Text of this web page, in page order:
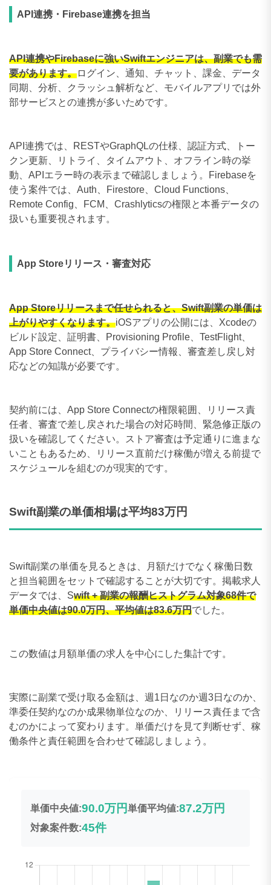
API連携・Firebase連携を担当
API連携やFirebaseに強いSwiftエンジニアは、副業でも需
要があります。ログイン、通知、チャット、課金、データ
同期、分析、クラッシュ解析など、モバイルアプリでは外
部サービスとの連携が多いためです。
API連携では、RESTやGraphQLの仕様、認証方式、トー
クン更新、リトライ、タイムアウト、オフライン時の挙
動、APIエラー時の表示まで確認しましょう。Firebaseを
使う案件では、Auth、Firestore、Cloud Functions、
Remote Config、FCM、Crashlyticsの権限と本番データの
扱いも重要視されます。
App Storeリリース・審査対応
App Storeリリースまで任せられると、Swift副業の単価は
上がりやすくなります。iOSアプリの公開には、Xcodeの
ビルド設定、証明書、Provisioning Profile、TestFlight、
App Store Connect、プライバシー情報、審査差し戻し対
応などの知識が必要です。
契約前には、App Store Connectの権限範囲、リリース責
任者、審査で差し戻された場合の対応時間、緊急修正版の
扱いを確認してください。ストア審査は予定通りに進まな
いこともあるため、リリース直前だけ稼働が増える前提で
スケジュールを組むのが現実的です。
Swift副業の単価相場は平均83万円
Swift副業の単価を見るときは、月額だけでなく稼働日数
と担当範囲をセットで確認することが大切です。掲載求人
データでは、Swift + 副業の報酬ヒストグラム対象68件で
単価中央値は90.0万円、平均値は83.6万円でした。
この数値は月額単価の求人を中心にした集計です。
実際に副業で受け取る金額は、週1日なのか週3日なのか、
準委任契約なのか成果物単位なのか、リリース責任まで含
むのかによって変わります。単価だけを見て判断せず、稼
働条件と責任範囲を合わせて確認しましょう。
単価中央値:90.0万円単価平均値:87.2万円
対象案件数:45件